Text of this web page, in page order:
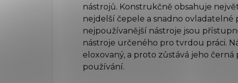
nástrojů. Konstrukčně obsahuje
nejdelší čepele a snadno ovladatelné
nejpoužívanější nástroje jsou
nástroje určeného pro tvrdou práci.
eloxovaný, a proto zůstává jeho
používání.